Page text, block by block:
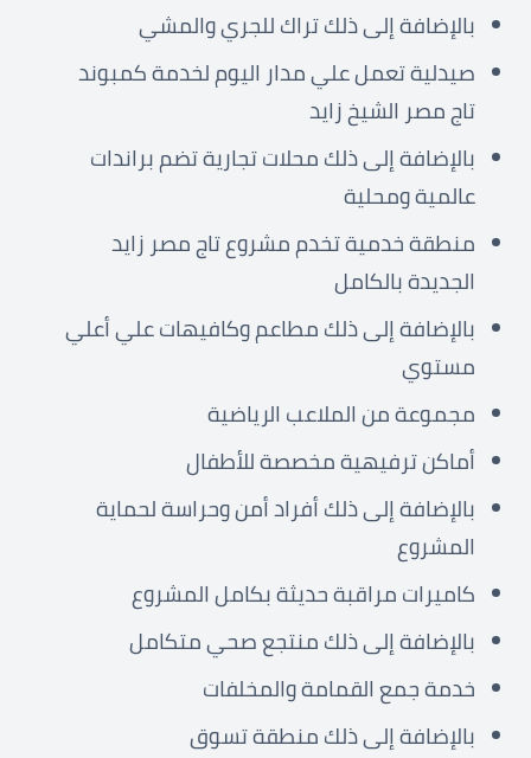
بالإضافة إلى ذلك تراك للجري والمشي
صيدلية تعمل علي مدار اليوم لخدمة كمبوند
تاج مصر الشيخ زايد
بالإضافة إلى ذلك محلات تجارية تضم براندات
عالمية ومحلية
منطقة خدمية تخدم مشروع تاج مصر زايد
الجديدة بالكامل
بالإضافة إلى ذلك مطاعم وكافيهات علي أعلي
مستوي
مجموعة من الملاعب الرياضية
أماكن ترفيهية مخصصة للأطفال
بالإضافة إلى ذلك أفراد أمن وحراسة لحماية
المشروع
كاميرات مراقبة حديثة بكامل المشروع
بالإضافة إلى ذلك منتجع صحي متكامل
خدمة جمع القمامة والمخلفات
بالإضافة إلى ذلك منطقة تسوق